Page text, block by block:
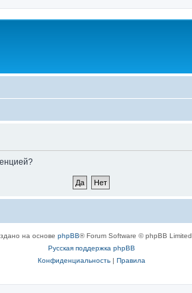
на основе phpBB® Forum Software © phpBB Limited
Русская поддержка phpBB
Конфиденциальность| Правила